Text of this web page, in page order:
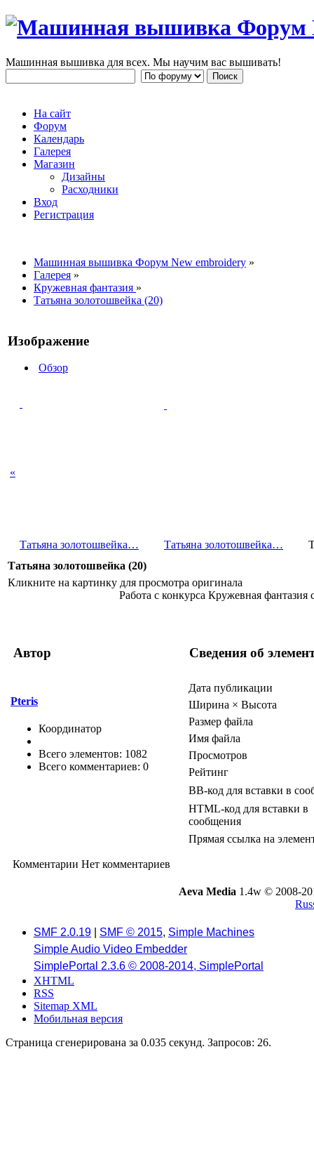
Машинная вышивка для всех. Мы научим вас вышивать!
На сайт
Форум
Календарь
Галерея
Магазин
Дизайны
Расходники
Вход
Регистрация
Машинная вышивка Форум New embroidery »
Галерея »
Кружевная фантазия »
Татьяна золотошвейка (20)
Изображение
Обзор
«
Татьяна золотошв­ейка… Татьяна золотошв­ейка…
Татьяна золотошвейка (20)
Кликните на картинку для просмотра оригинала
Работа с конкурса Кружевная
Автор Сведения об
Pteris
Координатор
Всего элементов: 1082
Всего комментариев: 0
Дата публикации
Ширина × Высота
Размер файла
Имя файла
Просмотров
Рейтинг
BB-код для вставки в
HTML-код для вставки в
сообщения
Прямая ссылка на
Комментарии Нет комментариев
Aeva Media 1.4w © 2008-
SMF 2.0.19 SMF © 2015, Simple Machines
Simple Audio Video Embedder
SimplePortal 2.3.6 © 2008-2014, SimplePortal
XHTML
RSS
Sitemap XML
Мобильная версия
Страница сгенерирована за 0.035 секунд. Запросов: 26.